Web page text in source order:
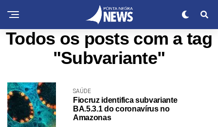
Todos os posts com a tag
"Subvariante"
SAÚDE
Fiocruz identifica subvariante
BA.5.3.1 do coronavírus no
Amazonas